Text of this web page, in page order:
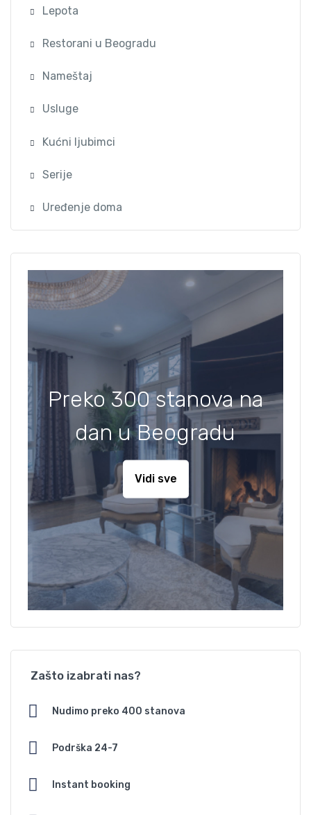
Lepota
Restorani u Beogradu
Nameštaj
Usluge
Kućni ljubimci
Serije
Uređenje doma
Preko 300 stanova na
dan u Beogradu
Vidi sve
Zašto izabrati nas?
Nudimo preko 400 stanova
Podrška 24-7
Instant booking